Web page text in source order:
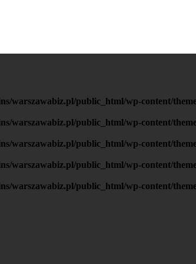
warszawabiz.pl/public_html/wp-content/
warszawabiz.pl/public_html/wp-content/
warszawabiz.pl/public_html/wp-content/
warszawabiz.pl/public_html/wp-content/
warszawabiz.pl/public_html/wp-content/